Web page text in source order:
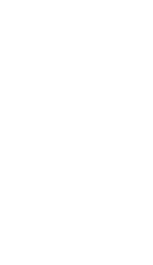
khai các nhiệm vụ cấp bách về
Các đơn vị chúc mừng
nổ công nghiệp cho những người
gia Hội chợ triển lãm công nghiệp
Ngày 29/11, Quốc hội thảo
Kỳ
Chủ động cung cấp
bố quyết định công nhận CĐCS
và Chương trình kết nối giao
Hà Tĩnh phát động thi
thiền Đề án và tăng cường quảng
Hội
Đoàn
BCH TƯ Đảng khóa XIV: Thống nhất
Sở Công Thương chúc mừng các